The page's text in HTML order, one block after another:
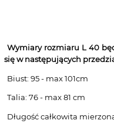
Wymiary rozmiaru L 40
się w następujących
Biust: 95 - max 101cm
Talia: 76 - max 81 cm
Długość całkowita